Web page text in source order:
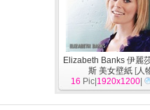
Elizabeth Banks 伊麗
斯 美女壁紙 [人
16 Pic| 1920x1200